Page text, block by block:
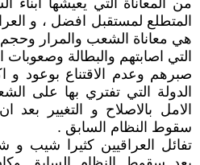
من المعاناة التي يعيشها
المتطلع لمستقبل افضل ، و
هي معاناة الشعب والمرار وحجم
التي اصابتهم والبطالة وصعوبات
صبرهم وعدم الاقتناع بوعود و
الدولة التي تفتري بها على
الامل بالاصلاح و التغيير
سقوط النظام السابق .
تفائل العراقيين كثيرا شيب